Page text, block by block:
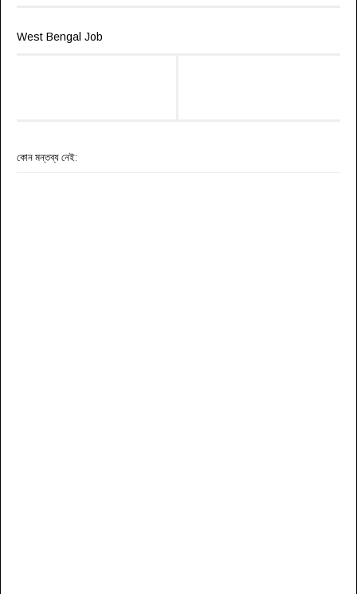
West Bengal Job
কোন মন্তব্য নেই: